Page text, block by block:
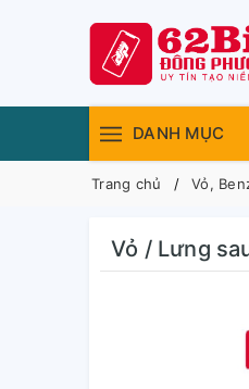
DANH MỤC
Trang chủ Vỏ,
Vỏ / Lưng